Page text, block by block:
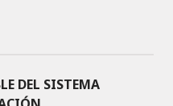
DEL SISTEMA